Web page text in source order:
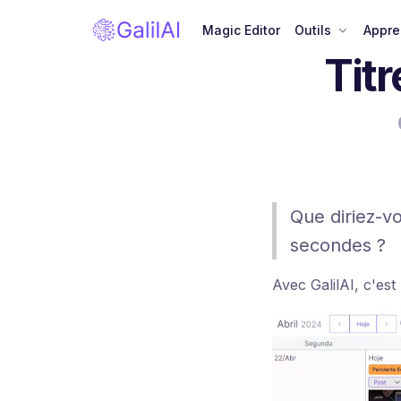
Magic Editor Outils
Que diriez-
secondes ?
Avec GalilAI, c'est